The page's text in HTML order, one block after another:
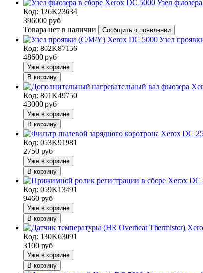
Узел
Код: 126K23634
396000 руб
Товара нет в наличии
Сообщить о появлении
Узел
Код: 802K87156
48600 руб
Уже в корзине
В корзину
Код: 801K49750
43000 руб
Уже в корзине
В корзину
Код: 053K91981
2750 руб
Уже в корзине
В корзину
Код: 059K13491
9460 руб
Уже в корзине
В корзину
Код: 130K63091
3100 руб
Уже в корзине
В корзину